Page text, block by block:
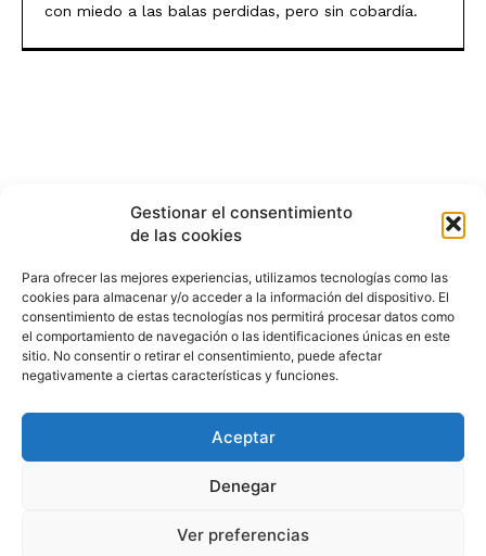
Gestionar el consentimiento
de las cookies
Para ofrecer las mejores experiencias, utilizamos tecnologías como las
cookies para almacenar y/o acceder a la información del dispositivo. El
consentimiento de estas tecnologías nos permitirá procesar datos como
el comportamiento de navegación o las identificaciones únicas en este
sitio. No consentir o retirar el consentimiento, puede afectar
negativamente a ciertas características y funciones.
Aceptar
Denegar
Ver preferencias
con miedo a las balas perdidas, pero sin cobardía.
HISTORIA PODCAST
© 2026 puntodevistardb.com. Fundado el 25 de julio de 2007 /